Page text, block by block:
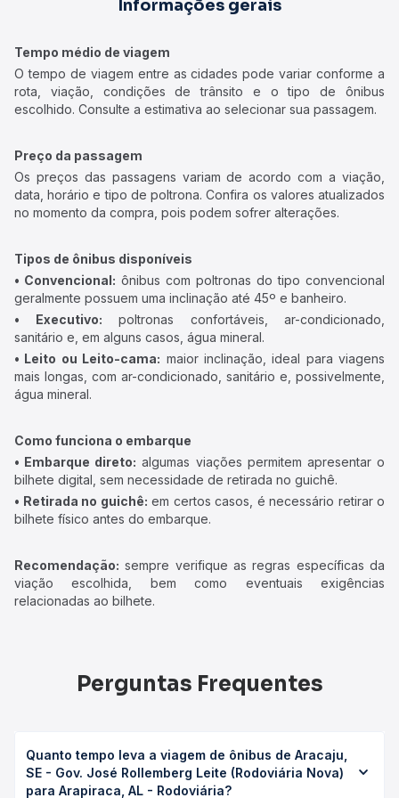
Informações gerais
Tempo médio de viagem
O tempo de viagem entre as cidades pode variar conforme a
rota, viação, condições de trânsito e o tipo de ônibus
escolhido. Consulte a estimativa ao selecionar sua passagem.
Preço da passagem
Os preços das passagens variam de acordo com a viação,
data, horário e tipo de poltrona. Confira os valores atualizados
no momento da compra, pois podem sofrer alterações.
Tipos de ônibus disponíveis
• Convencional: ônibus com poltronas do tipo convencional
geralmente possuem uma inclinação até 45º e banheiro.
• Executivo: poltronas confortáveis, ar-condicionado,
sanitário e, em alguns casos, água mineral.
• Leito ou Leito-cama: maior inclinação, ideal para viagens
mais longas, com ar-condicionado, sanitário e, possivelmente,
água mineral.
Como funciona o embarque
• Embarque direto: algumas viações permitem apresentar o
bilhete digital, sem necessidade de retirada no guichê.
• Retirada no guichê: em certos casos, é necessário retirar o
bilhete físico antes do embarque.
Recomendação: sempre verifique as regras específicas da
viação escolhida, bem como eventuais exigências
relacionadas ao bilhete.
Perguntas Frequentes
Quanto tempo leva a viagem de ônibus de Aracaju,
SE - Gov. José Rollemberg Leite (Rodoviária Nova)
para Arapiraca, AL - Rodoviária?